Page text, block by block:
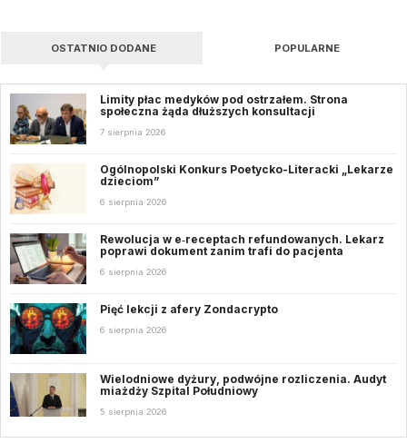
OSTATNIO DODANE POPULARNE
Limity płac medyków pod ostrzałem. Strona
społeczna żąda dłuższych konsultacji
7 sierpnia 2026
Ogólnopolski Konkurs Poetycko-Literacki „Lekarze
dzieciom”
6 sierpnia 2026
Rewolucja w e‑receptach refundowanych. Lekarz
poprawi dokument zanim trafi do pacjenta
6 sierpnia 2026
Pięć lekcji z afery Zondacrypto
6 sierpnia 2026
Wielodniowe dyżury, podwójne rozliczenia. Audyt
miażdży Szpital Południowy
5 sierpnia 2026